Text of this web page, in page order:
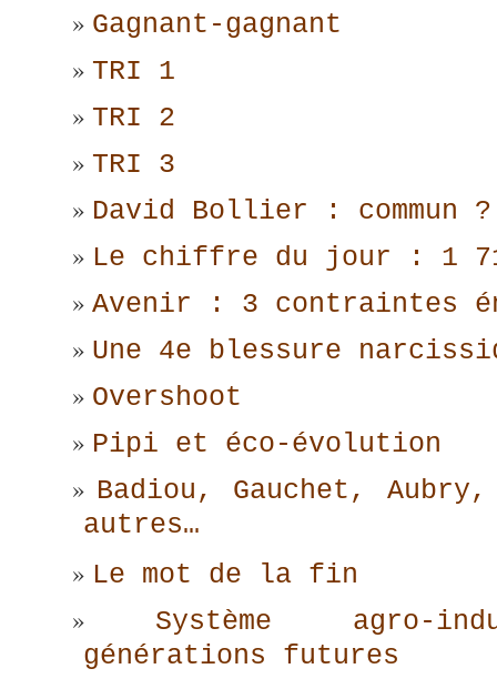
Gagnant-gagnant
TRI 1
TRI 2
TRI 3
David Bollier : commun ?
Le chiffre du jour : 1
Avenir : 3 contraintes
Une 4e blessure
Overshoot
Pipi et éco-évolution
Badiou, Gauchet,
autres…
Le mot de la fin
Système agro-
générations futures